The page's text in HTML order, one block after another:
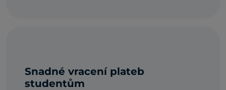
Snadné vracení plateb
studentům